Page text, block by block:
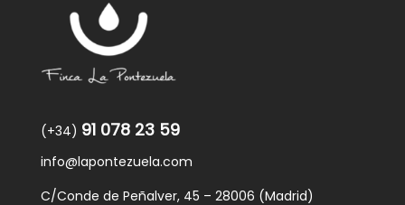
(+34) 91 078 23 59
info@lapontezuela.com
C/Conde de Peñalver, 45 – 28006 (Madrid)